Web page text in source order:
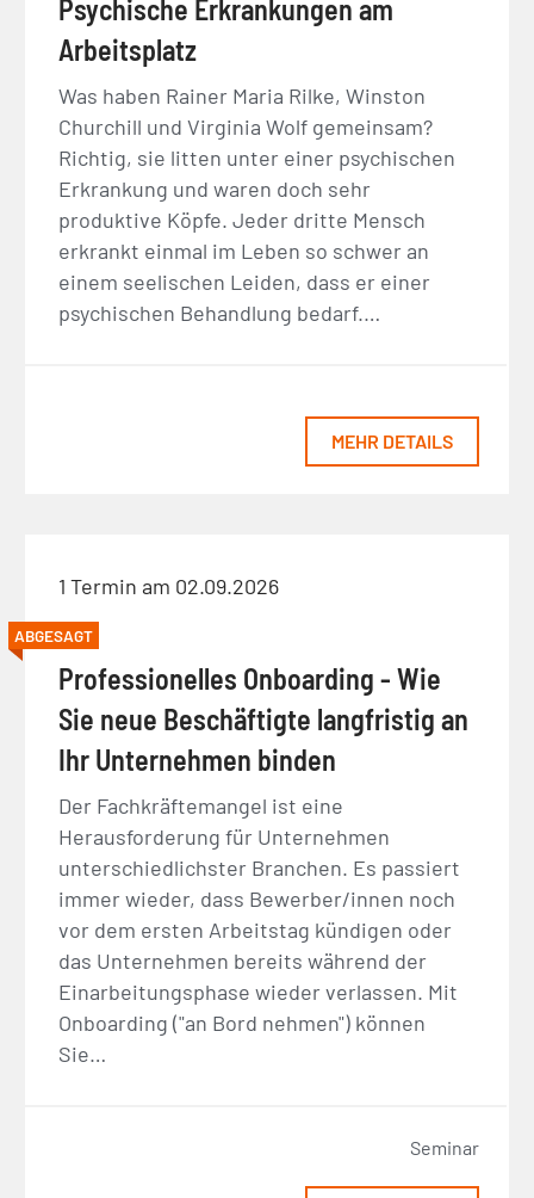
Psychische Erkrankungen am
Arbeitsplatz
Was haben Rainer Maria Rilke, Winston
Churchill und Virginia Wolf gemeinsam?
Richtig, sie litten unter einer psychischen
Erkrankung und waren doch sehr
produktive Köpfe. Jeder dritte Mensch
erkrankt einmal im Leben so schwer an
einem seelischen Leiden, dass er einer
psychischen Behandlung bedarf.…
MEHR DETAILS
1 Termin am 02.09.2026
ABGESAGT
Professionelles Onboarding - Wie
Sie neue Beschäftigte langfristig an
Ihr Unternehmen binden
Der Fachkräftemangel ist eine
Herausforderung für Unternehmen
unterschiedlichster Branchen. Es passiert
immer wieder, dass Bewerber/innen noch
vor dem ersten Arbeitstag kündigen oder
das Unternehmen bereits während der
Einarbeitungsphase wieder verlassen. Mit
Onboarding ("an Bord nehmen") können
Sie…
Seminar